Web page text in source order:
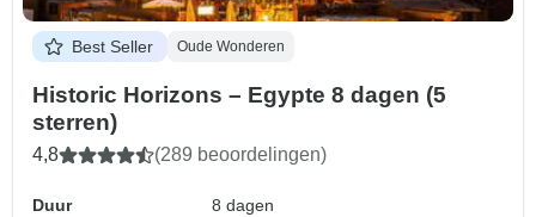
Best Seller Oude Wonderen
Historic Horizons – Egypte 8 dagen (5
sterren)
4,8 (289 beoordelingen)
Duur
8 dagen